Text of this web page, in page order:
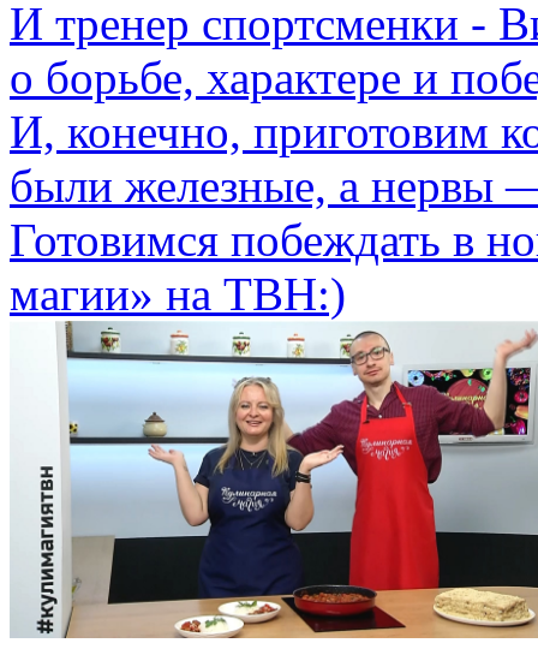
И тренер спортсменки -
о борьбе, характере и
И, конечно, приготовим
были железные, а нервы
Готовимся побеждать в
магии» на ТВН:)